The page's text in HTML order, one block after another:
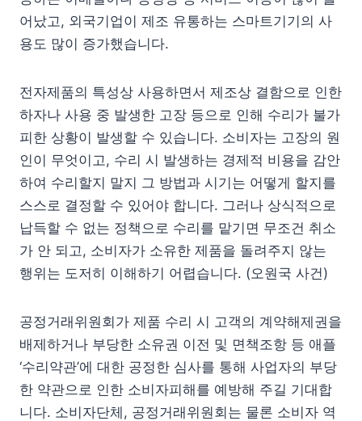
어났고, 외국기업이 제조 유통하는 스마트기기의 사
용도 많이 증가했습니다.
전자제품의 특성상 사용하면서 제조상 결함으로 인한
하자나 사용 중 발생한 고장 등으로 인해 수리가 불가
피한 상황이 발생할 수 있습니다. 소비자는 고장의 원
인이 무엇이고, 수리 시 발생하는 경제적 비용을 감안
하여 수리할지 말지 그 방법과 시기는 어떻게 할지를
스스로 결정할 수 있어야 합니다. 그러나 상식적으로
납득할 수 없는 정책으로 수리를 맡기면 무조건 취소
가 안 되고, 소비자가 소유한 제품을 돌려주지 않는
행위는 도저히 이해하기 어렵습니다. (오원국 사건)
공정거래위원회가 제품 수리 시 고객의 계약해제권을
배제하거나 부당한 소유권 이전 및 면책조항 등 애플
‘수리약관’에 대한 공정한 심사를 통해 사업자의 부당
한 약관으로 인한 소비자피해를 예방해 주길 기대합
니다. 소비자단체, 공정거래위원회는 물론 소비자 역